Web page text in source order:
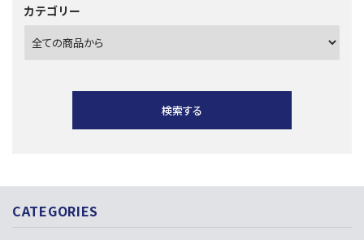
カテゴリー
検索する
キーワード
CATEGORIES